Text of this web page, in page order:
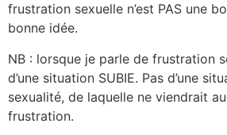
frustration sexuelle n’est PAS une
bonne idée.
NB : lorsque je parle de frustration
d’une situation SUBIE. Pas d’une
sexualité, de laquelle ne viendrait
frustration.